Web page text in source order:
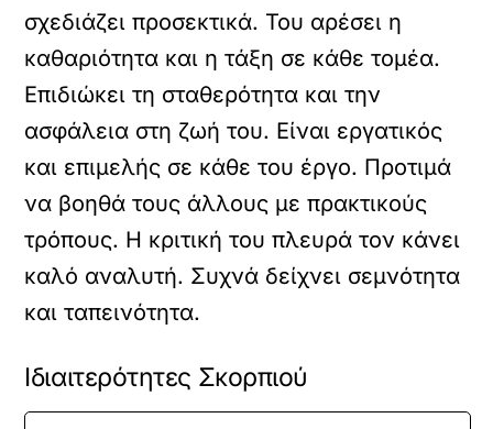
σχεδιάζει προσεκτικά. Του αρέσει η
καθαριότητα και η τάξη σε κάθε τομέα.
Επιδιώκει τη σταθερότητα και την
ασφάλεια στη ζωή του. Είναι εργατικός
και επιμελής σε κάθε του έργο. Προτιμά
να βοηθά τους άλλους με πρακτικούς
τρόπους. Η κριτική του πλευρά τον κάνει
καλό αναλυτή. Συχνά δείχνει σεμνότητα
και ταπεινότητα.
Ιδιαιτερότητες Σκορπιού